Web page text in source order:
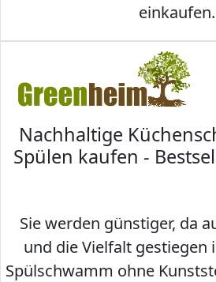
einkaufen.
Nachhaltige
Spülen kaufen -
Sie werden günstiger, da
und die Vielfalt gestiegen
Spülschwamm ohne